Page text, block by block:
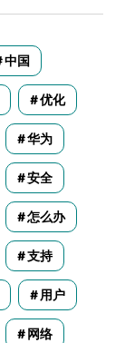
中国
优化
华为
安全
怎么办
支持
用户
网络